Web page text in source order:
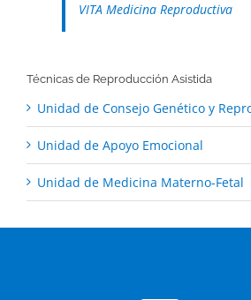
VITA Medicina Reproductiva
Técnicas de Reproducción Asistida
Unidad de Consejo Genético y
Unidad de Apoyo Emocional
Unidad de Medicina Materno-Fetal